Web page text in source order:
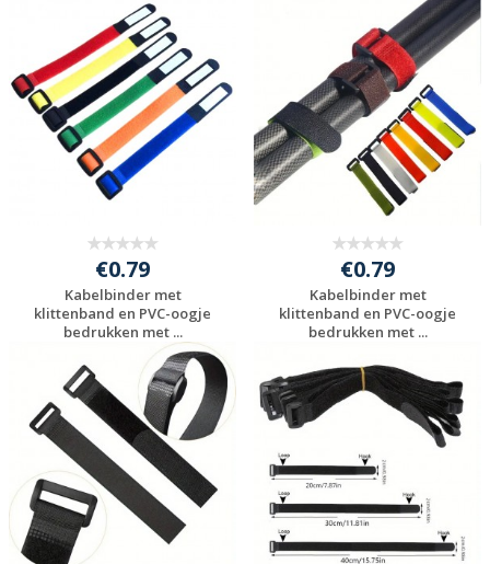
Gratis offerte
aanvragen
Gratis offerte
aanvragen
€0.79
Kabelbinder met
klittenband en PVC-oogje
bedrukken met ...
Gratis offerte
aanvragen
€0.79
Kabelbinder met
klittenband en PVC-oogje
bedrukken met ...
Gratis offerte
aanvragen